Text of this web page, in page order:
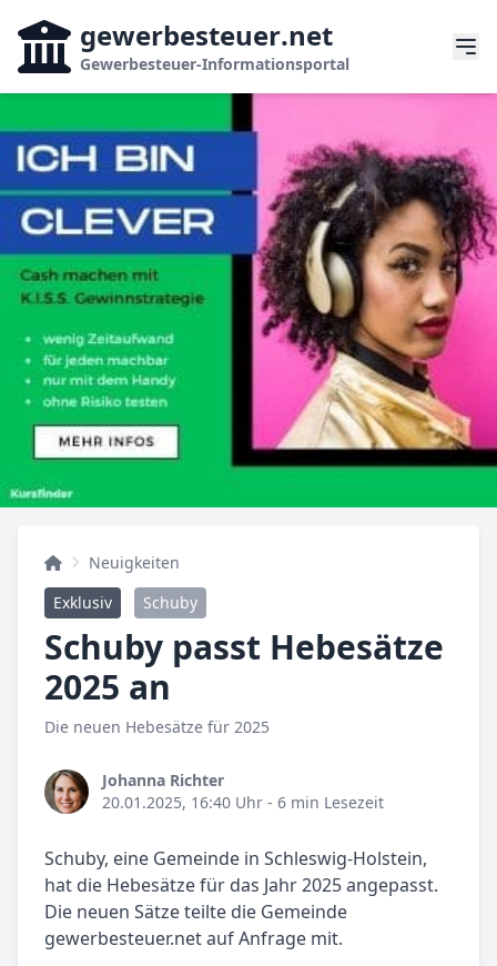
gewerbesteuer.net
Gewerbesteuer-Informationsportal
Neuigkeiten
Exklusiv
Schuby
Schuby passt Hebesätze
2025 an
Die neuen Hebesätze für 2025
Johanna Richter
20.01.2025, 16:40 Uhr - 6 min Lesezeit
Schuby, eine Gemeinde in Schleswig-Holstein,
hat die Hebesätze für das Jahr 2025 angepasst.
Die neuen Sätze teilte die Gemeinde
gewerbesteuer.net auf Anfrage mit.